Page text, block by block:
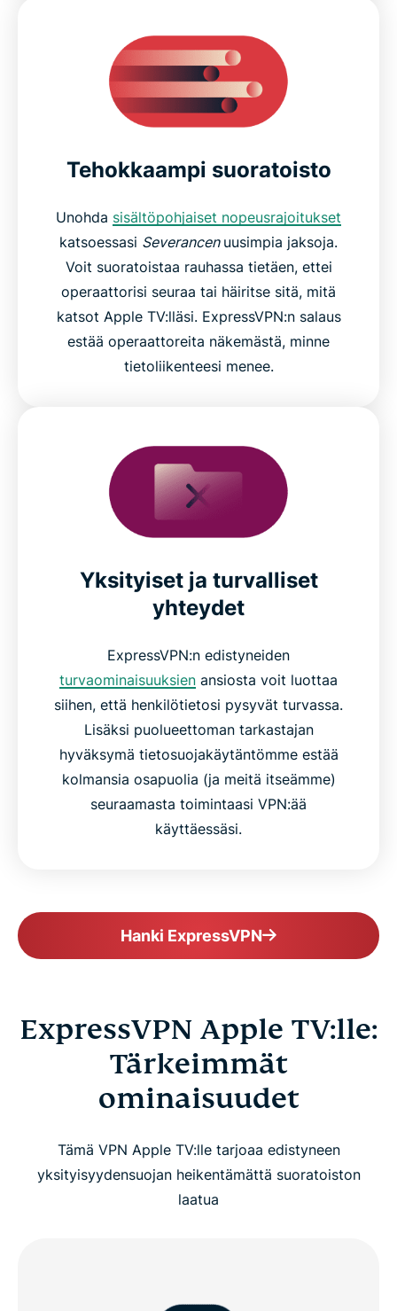
Tehokkaampi suoratoisto
Unohda sisältöpohjaiset nopeusrajoitukset
katsoessasi Severancen uusimpia jaksoja.
Voit suoratoistaa rauhassa tietäen, ettei
operaattorisi seuraa tai häiritse sitä, mitä
katsot Apple TV:lläsi. ExpressVPN:n salaus
estää operaattoreita näkemästä, minne
tietoliikenteesi menee.
Yksityiset ja turvalliset
yhteydet
ExpressVPN:n edistyneiden
turvaominaisuuksien ansiosta voit luottaa
siihen, että henkilötietosi pysyvät turvassa.
Lisäksi puolueettoman tarkastajan
hyväksymä tietosuojakäytäntömme estää
kolmansia osapuolia (ja meitä itseämme)
seuraamasta toimintaasi VPN:ää
käyttäessäsi.
Hanki ExpressVPN
ExpressVPN Apple TV:lle:
Tärkeimmät
ominaisuudet
Tämä VPN Apple TV:lle tarjoaa edistyneen
yksityisyydensuojan heikentämättä suoratoiston
laatua